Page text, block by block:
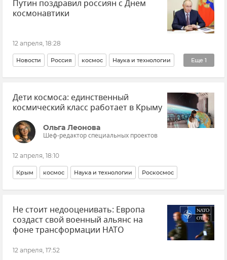
Дональд Трамп Эксклюзивы РИА Новости Крым
Путин поздравил россиян с Днем
космонавтики
12 апреля, 18:28
Еще 1
Новости Россия космос Наука и технологии
Праздники и памятные даты
Дети космоса: единственный
космический класс работает в Крыму
Ольга Леонова
Шеф-редактор специальных проектов
12 апреля, 18:10
Крым космос Наука и технологии Роскосмос
Не стоит недооценивать: Европа
создаст свой военный альянс на
фоне трансформации НАТО
12 апреля, 17:52